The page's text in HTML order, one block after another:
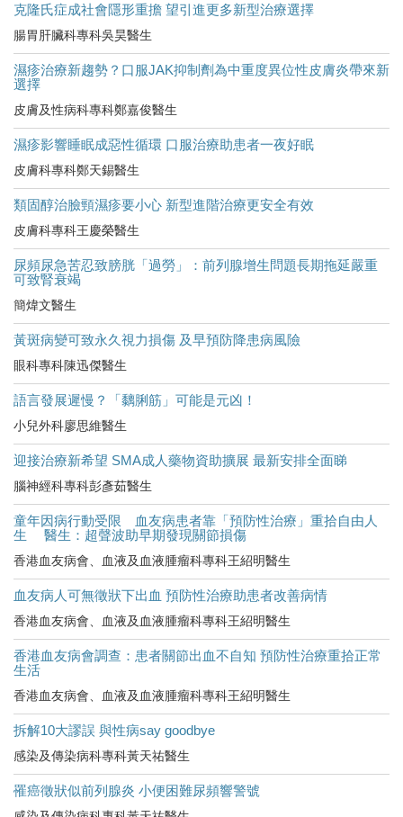
克隆氏症成社會隱形重擔 望引進更多新型治療選擇
腸胃肝臟科專科吳昊醫生
濕疹治療新趨勢？口服JAK抑制劑為中重度異位性皮膚炎帶來新
選擇
皮膚及性病科專科鄭嘉俊醫生
濕疹影響睡眠成惡性循環 口服治療助患者一夜好眠
皮膚科專科鄭天錫醫生
類固醇治臉頸濕疹要小心 新型進階治療更安全有效
皮膚科專科王慶榮醫生
尿頻尿急苦忍致膀胱「過勞」：前列腺增生問題長期拖延嚴重
可致腎衰竭
簡煒文醫生
黃斑病變可致永久視力損傷 及早預防降患病風險
眼科專科陳迅傑醫生
語言發展遲慢？「黐脷筋」可能是元凶！
小兒外科廖思維醫生
迎接治療新希望 SMA成人藥物資助擴展 最新安排全面睇
腦神經科專科彭彥茹醫生
童年因病行動受限 血友病患者靠「預防性治療」重拾自由人
生 醫生：超聲波助早期發現關節損傷
香港血友病會、血液及血液腫瘤科專科王紹明醫生
血友病人可無徵狀下出血 預防性治療助患者改善病情
香港血友病會、血液及血液腫瘤科專科王紹明醫生
香港血友病會調查：患者關節出血不自知 預防性治療重拾正常
生活
香港血友病會、血液及血液腫瘤科專科王紹明醫生
拆解10大謬誤 與性病say goodbye
感染及傳染病科專科黃天祐醫生
罹癌徵狀似前列腺炎 小便困難尿頻響警號